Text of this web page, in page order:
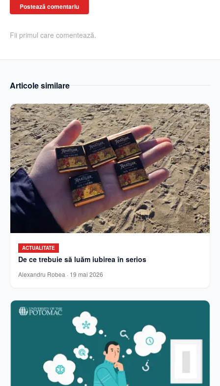
Postează comentariu
Fii primul care comentează.
Articole similare
ACTUALITATE
De ce trebuie să luăm iubirea în serios
Alexandru Robea · 19 mai 2026